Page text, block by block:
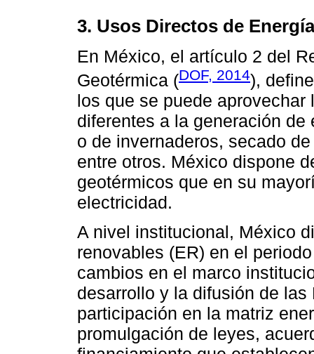
3. Usos Directos de
En México, el artículo 2 del
Geotérmica (DOF, 2014),
los que se puede
diferentes a la generación
o de invernaderos, secado
entre otros. México dispone
geotérmicos que en su
electricidad.
A nivel institucional, México
renovables (ER) en el
cambios en el marco
desarrollo y la difusión de
participación en la matriz
promulgación de leyes,